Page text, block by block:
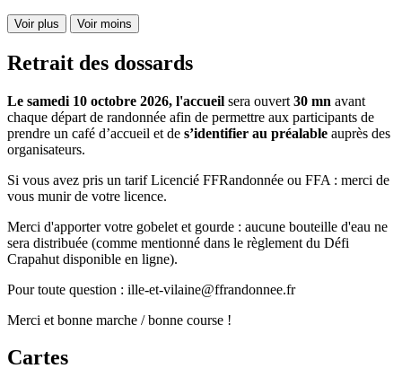
Voir plus Voir moins
Retrait des dossards
Le samedi 10 octobre 2026, l'accueil sera ouvert 30 mn avant
chaque départ de randonnée afin de permettre aux participants de
prendre un café d’accueil et de s’identifier au préalable auprès des
organisateurs.
Si vous avez pris un tarif Licencié FFRandonnée ou FFA : merci de
vous munir de votre licence.
Merci d'apporter votre gobelet et gourde : aucune bouteille d'eau ne
sera distribuée (comme mentionné dans le règlement du Défi
Crapahut disponible en ligne).
Pour toute question : ille-et-vilaine@ffrandonnee.fr
Merci et bonne marche / bonne course !
Cartes